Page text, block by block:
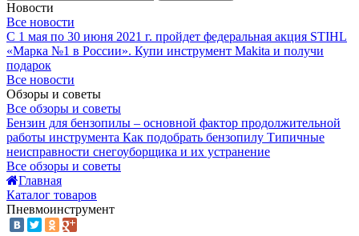
Новости
Все новости
С 1 мая по 30 июня 2021 г. пройдет федеральная акция STIHL
«Марка №1 в России». Купи инструмент Makita и получи
подарок
Все новости
Обзоры и советы
Все обзоры и советы
Бензин для бензопилы – основной фактор продолжительной
работы инструмента Как подобрать бензопилу Типичные
неисправности снегоуборщика и их устранение
Все обзоры и советы
Главная
Каталог товаров
Пневмоинструмент